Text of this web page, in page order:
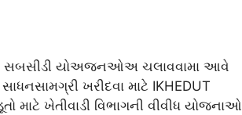
સબસીડી યોઅજનઓઅ ચલાવવામા આવે
ખરીદવા માટે IKHEDUT
ખેતીવાડી વિભાગની વીવીધ યોજનાઓ